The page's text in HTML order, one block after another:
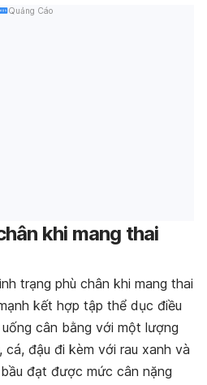
Quảng Cáo
khi mang thai
trạng phù chân khi mang thai
kết hợp tập thể dục điều
cân bằng với một lượng
đậu đi kèm với rau xanh và
đạt được mức cân nặng